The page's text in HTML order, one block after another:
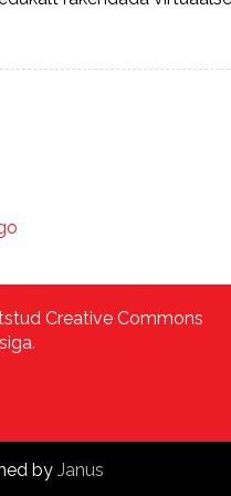
Creative Commons
by Janus